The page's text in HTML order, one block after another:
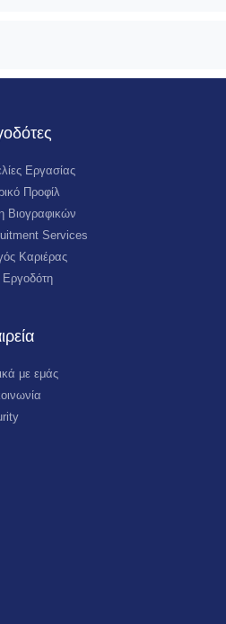
Εργασίας
Προφίλ
Βιογραφικών
Services
Καριέρας
Εργοδότη
με εμάς